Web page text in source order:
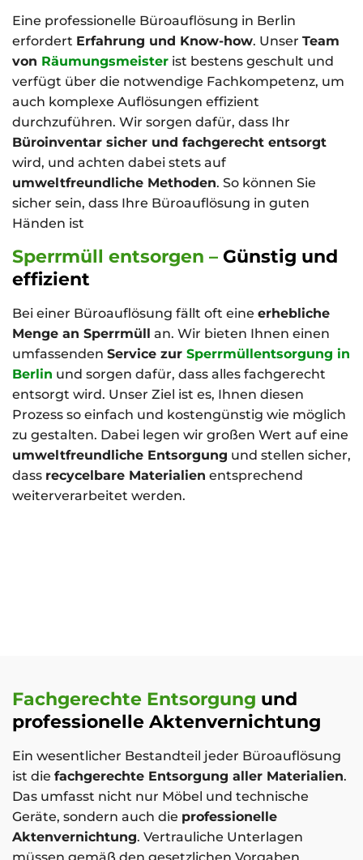
Eine professionelle Büroauflösung in Berlin
erfordert Erfahrung und Know-how. Unser Team
von Räumungsmeister ist bestens geschult und
verfügt über die notwendige Fachkompetenz, um
auch komplexe Auflösungen effizient
durchzuführen. Wir sorgen dafür, dass Ihr
Büroinventar sicher und fachgerecht entsorgt
wird, und achten dabei stets auf
umweltfreundliche Methoden. So können Sie
sicher sein, dass Ihre Büroauflösung in guten
Händen ist
Sperrmüll entsorgen – Günstig und
effizient
Bei einer Büroauflösung fällt oft eine erhebliche
Menge an Sperrmüll an. Wir bieten Ihnen einen
umfassenden Service zur Sperrmüllentsorgung in
Berlin und sorgen dafür, dass alles fachgerecht
entsorgt wird. Unser Ziel ist es, Ihnen diesen
Prozess so einfach und kostengünstig wie möglich
zu gestalten. Dabei legen wir großen Wert auf eine
umweltfreundliche Entsorgung und stellen sicher,
dass recycelbare Materialien entsprechend
weiterverarbeitet werden.
Fachgerechte Entsorgung und
professionelle Aktenvernichtung
Ein wesentlicher Bestandteil jeder Büroauflösung
ist die fachgerechte Entsorgung aller Materialien.
Das umfasst nicht nur Möbel und technische
Geräte, sondern auch die professionelle
Aktenvernichtung. Vertrauliche Unterlagen